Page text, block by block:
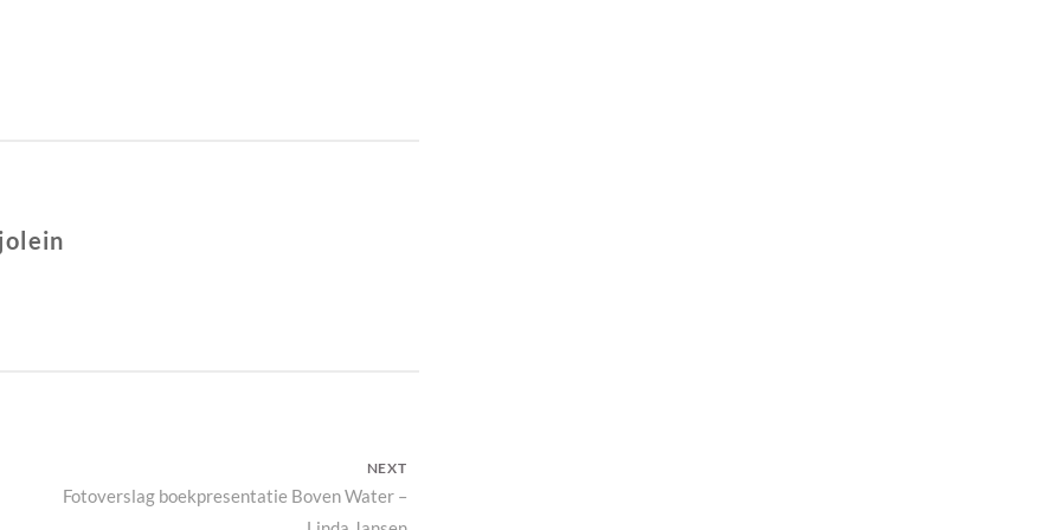
NEXT
Next
Fotoverslag boekpresentatie Boven Water –